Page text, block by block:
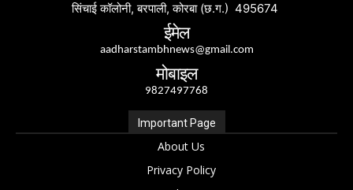
सिंचाई कॉलोनी, बरपाली, कोरबा (छ.ग.) 495674
ईमेल
aadharstambhnews@gmail.com
मोबाइल
9827497768
Important Page
About Us
Privacy Policy